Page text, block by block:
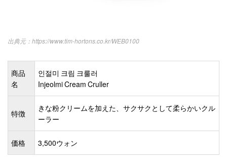
https://www.tim-hortons.co.kr/WEB0100
商品
名
인절미 크림 크룰러
Injeolmi Cream Cruller
特徴
きな粉クリームを加えた、サクサクとして柔らかいクル
ーラー
価格 3,500ウォン